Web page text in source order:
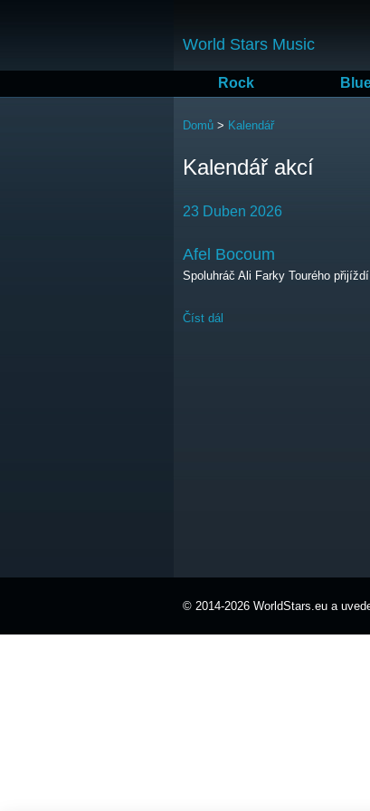
World Stars Music
Rock
Jste zde
Domů > Kalendář
Kalendář akcí
23 Duben 2026
Afel Bocoum
Spoluhráč Ali Farky Tourého
Číst dál
© 2014-2026 WorldStars.eu a